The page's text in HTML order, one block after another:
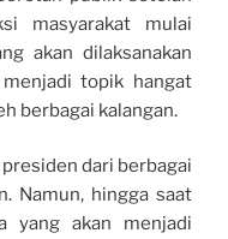
masyarakat mulai
akan dilaksanakan
topik hangat
berbagai kalangan.
dari berbagai
Namun, hingga saat
yang akan menjadi